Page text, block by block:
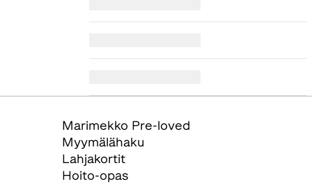
Marimekko Pre-loved
Myymälähaku
Lahjakortit
Hoito-opas